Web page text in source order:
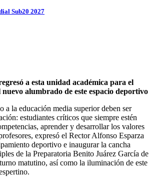
Sub20 2027
a esta unidad académica para el
nuevo alumbrado de este espacio deportivo
a la educación media superior deben ser
estudiantes críticos que siempre estén
aprender y desarrollar los valores
expresó el Rector Alfonso Esparza
deportivo e inaugurar la cancha
de la Preparatoria Benito Juárez García de
matutino, así como la iluminación de este